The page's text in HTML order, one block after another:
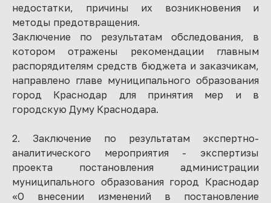
недостатки, причины их возникновения и
методы предотвращения.
Заключение по результатам обследования, в
котором отражены рекомендации главным
распорядителям средств бюджета и заказчикам,
направлено главе муниципального образования
город Краснодар для принятия мер и в
городскую Думу Краснодара.
2. Заключение по результатам экспертно-
аналитического мероприятия - экспертизы
проекта постановления администрации
муниципального образования город Краснодар
«О внесении изменений в постановление